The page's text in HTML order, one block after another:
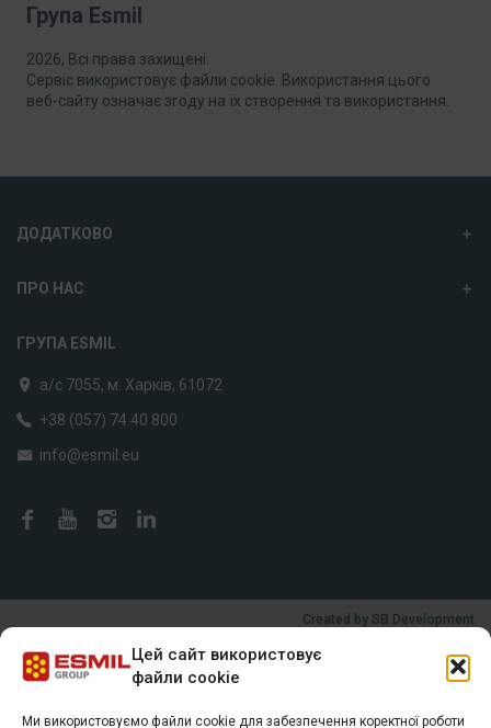
Цей сайт використовує
файли cookie
Ми використовуємо файли cookie для забезпечення коректної роботи
Група Esmil
2026, Всі права захищені.
Сервіс використовує файли cookie. Використання цього
веб-сайту означає згоду на їх створення та використання.
ДОДАТКОВО
ПРО НАС
ГРУПА ESMIL
а/с 7055, м. Харків, 61072
+38 (057) 74 40 800
info@esmil.eu
Created by SB Development